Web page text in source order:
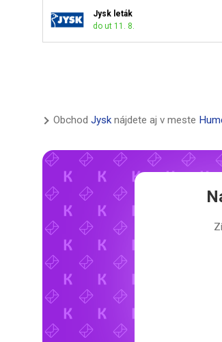
Jysk leták
do ut 11. 8.
Obchod Jysk nájdete aj v meste